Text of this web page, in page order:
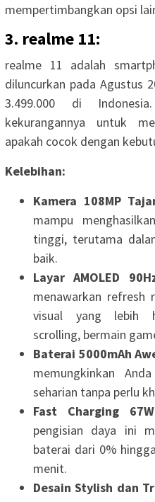
mempertimbangkan opsi
3. realme 11:
realme 11 adalah
diluncurkan pada Agustus
3.499.000 di
kekurangannya untuk
apakah cocok dengan
Kelebihan:
Kamera 108MP
mampu
tinggi, terutama
baik.
Layar AMOLED
menawarkan refresh
visual yang lebih
scrolling, bermain
Baterai 5000mAh
memungkinkan
seharian tanpa perlu
Fast Charging
pengisian daya ini
baterai dari 0%
menit.
Desain Stylish dan